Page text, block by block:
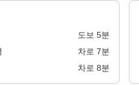
도보 5분
차로 7분
차로 8분